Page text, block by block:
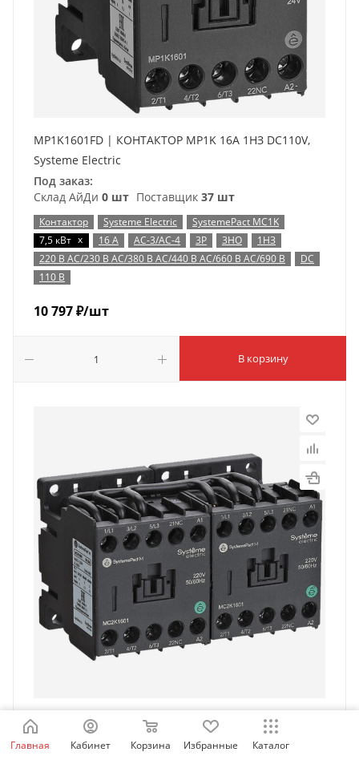
MP1K1601FD | КОНТАКТОР MP1K 16A 1НЗ DC110V,
Systeme Electric
Под заказ:
Склад АйДи 0 шт Поставщик 37 шт
Контактор Systeme Electric
SystemePact MC1K
7,5 кВт x 16 А AC-3/AC-4 3P 3НО
1НЗ
220 В AC/230 В AC/380 В AC/440 В AC/660 В AC/690 В
DC
110 В
10 797₽/шт
В корзину
MC2K1601P7 | РЕВЕРСИВНЫЙ КОНТАКТОР MC2K
16A 1НЗ AC230V 50/60Hz, Systeme Electric
Главная Кабинет Корзина Избранные Каталог